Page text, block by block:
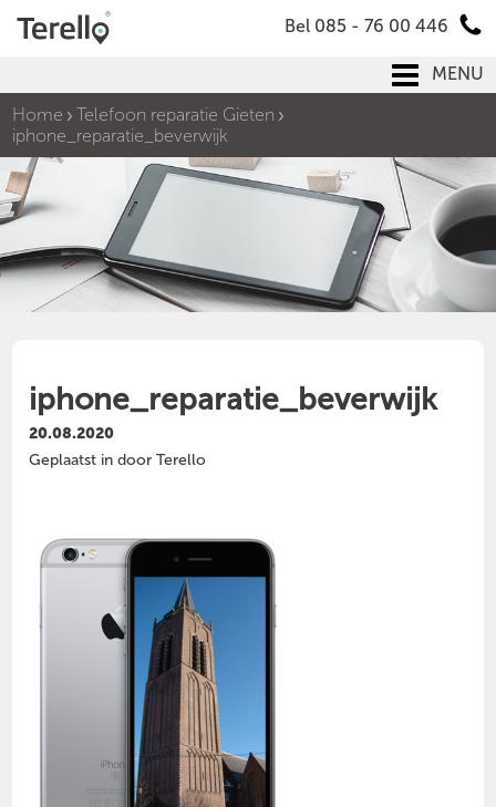
Bel 085 - 76 00 446
MENU
Home
Telefoon reparatie Gieten
iphone_reparatie_beverwijk
iphone_reparatie_beverwijk
20.08.2020
Geplaatst in door Terello